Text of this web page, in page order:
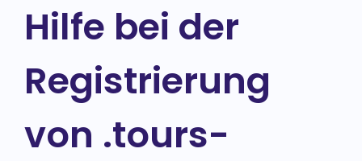
Hilfe bei der
Registrierung
von .tours-